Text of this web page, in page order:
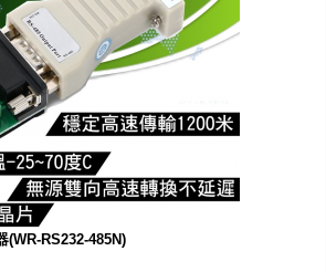
(WR-RS232-485N)